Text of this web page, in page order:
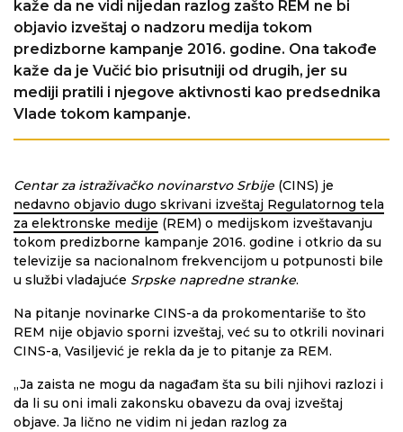
kaže da ne vidi nijedan razlog zašto REM ne bi
objavio izveštaj o nadzoru medija tokom
predizborne kampanje 2016. godine. Ona takođe
kaže da je Vučić bio prisutniji od drugih, jer su
mediji pratili i njegove aktivnosti kao predsednika
Vlade tokom kampanje.
Centar za istraživačko novinarstvo Srbije (CINS) je
nedavno objavio dugo skrivani izveštaj Regulatornog tela
za elektronske medije (REM) o medijskom izveštavanju
tokom predizborne kampanje 2016. godine i otkrio da su
televizije sa nacionalnom frekvencijom u potpunosti bile
u službi vladajuće Srpske napredne stranke.
Na pitanje novinarke CINS-a da prokomentariše to što
REM nije objavio sporni izveštaj, već su to otkrili novinari
CINS-a, Vasiljević je rekla da je to pitanje za REM.
„Ja zaista ne mogu da nagađam šta su bili njihovi razlozi i
da li su oni imali zakonsku obavezu da ovaj izveštaj
objave. Ja lično ne vidim ni jedan razlog za